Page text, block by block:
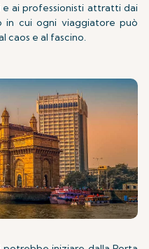
ai professionisti attratti dai
in cui ogni viaggiatore può
caos e al fascino.